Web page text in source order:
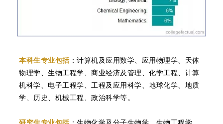
本科生专业包括：计算机及应用数学、应用物理学、天体
物理学、生物工程学、商业经济及管理、化学工程、计算
机科学、电子工程学、工程及应用科学、地球化学、地质
学、历史、机械工程、政治科学等。
研究生专业包括：生物化学及分子生物学、生物工程学、